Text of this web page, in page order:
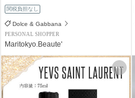
関税負担なし
Dolce & Gabbana
PERSONAL SHOPPER
Maritokyo.Beaute'